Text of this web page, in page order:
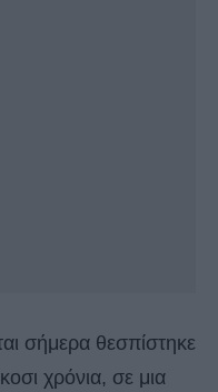
σήμερα θεσπίστηκε
χρόνια, σε μια